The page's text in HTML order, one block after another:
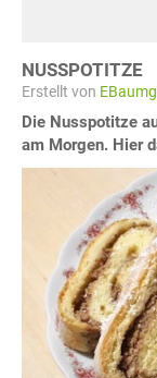
NUSSPOTITZE
Erstellt von
Die Nusspotitze
am Morgen. Hier